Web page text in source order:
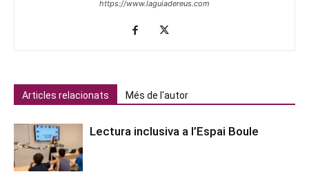
https://www.laguiadereus.com
Articles relacionats Més de l'autor
Lectura inclusiva a l’Espai Boule